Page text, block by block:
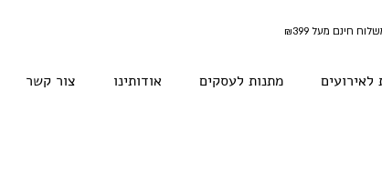
לאירועים מתנות לעסקים אודותינו צור קשר